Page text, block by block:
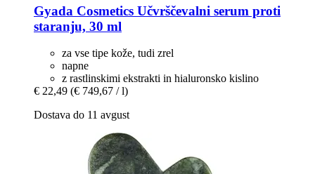
Gyada Cosmetics Učvrščevalni serum proti
staranju, 30 ml
za vse tipe kože, tudi zrel
napne
z rastlinskimi ekstrakti in hialuronsko kislino
€ 22,49 (€ 749,67 / l)
Dostava do 11 avgust